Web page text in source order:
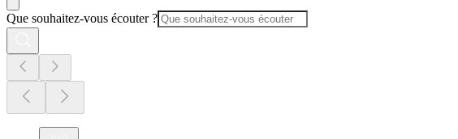
Que souhaitez-vous écouter ?